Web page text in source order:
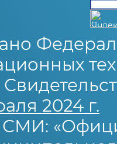
2024 г.